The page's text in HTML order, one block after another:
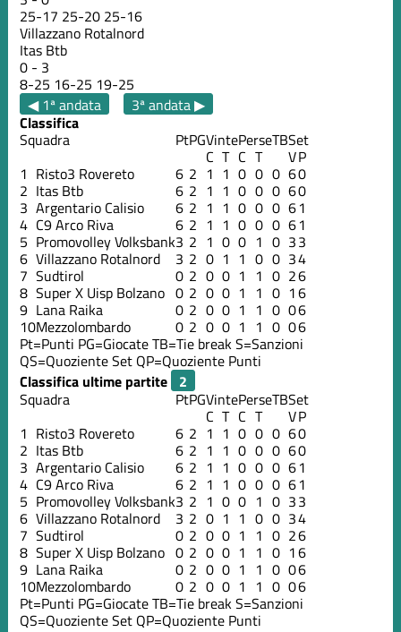
25-17 25-20 25-16
Villazzano Rotalnord
Itas Btb
0 - 3
8-25 16-25 19-25
◀ 1ª andata
3ª andata ▶
Classifica
Squadra PtPGVintePerseTBSet
C T C T VP
1 Risto3 Rovereto 6 2 1 1 0 0 0 60
2 Itas Btb 6 2 1 1 0 0 0 60
3 Argentario Calisio 6 2 1 1 0 0 0 61
4 C9 Arco Riva 6 2 1 1 0 0 0 61
5 Promovolley Volksbank3 2 1 0 0 1 0 33
6 Villazzano Rotalnord 3 2 0 1 1 0 0 34
7 Sudtirol 0 2 0 0 1 1 0 26
8 Super X Uisp Bolzano 0 2 0 0 1 1 0 16
9 Lana Raika 0 2 0 0 1 1 0 06
10Mezzolombardo 0 2 0 0 1 1 0 06
Pt=Punti PG=GiocateTB=Tie breakS=Sanzioni
QS=Quoziente Set QP=Quoziente Punti
Classifica ultime partite
Squadra
PtPGVintePerseTBSet
C T C T VP
1 Risto3 Rovereto 6 2 1 1 0 0 0 60
2 Itas Btb 6 2 1 1 0 0 0 60
3 Argentario Calisio 6 2 1 1 0 0 0 61
4 C9 Arco Riva 6 2 1 1 0 0 0 61
5 Promovolley Volksbank3 2 1 0 0 1 0 33
6 Villazzano Rotalnord 3 2 0 1 1 0 0 34
7 Sudtirol 0 2 0 0 1 1 0 26
8 Super X Uisp Bolzano 0 2 0 0 1 1 0 16
9 Lana Raika 0 2 0 0 1 1 0 06
10Mezzolombardo 0 2 0 0 1 1 0 06
Pt=Punti PG=GiocateTB=Tie breakS=Sanzioni
QS=Quoziente Set QP=Quoziente Punti